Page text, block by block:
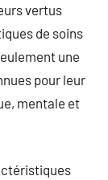
vertus
de soins
une
pour leur
mentale et